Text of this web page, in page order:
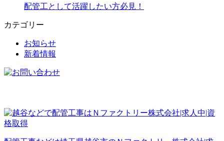
配管工として活躍したい方必見！
カテゴリー
お知らせ
新着情報